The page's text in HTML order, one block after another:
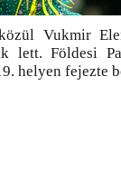
Vukmir
lett. Földesi
helyen fejezte